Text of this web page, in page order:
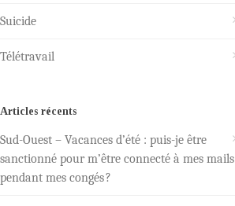
Suicide
Télétravail
Articles récents
Sud-Ouest – Vacances d’été : puis-je être
sanctionné pour m’être connecté à mes mails
pendant mes congés ?